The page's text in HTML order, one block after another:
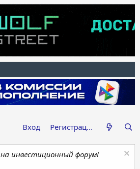
Вход Регистрация
инвестиционный форум!